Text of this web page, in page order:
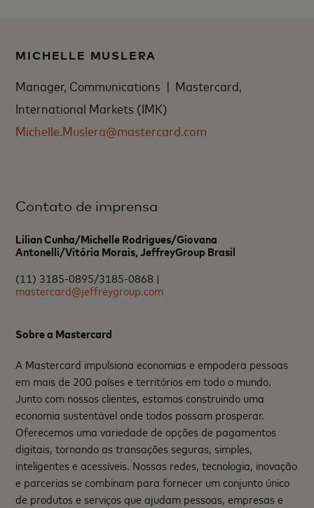
MICHELLE MUSLERA
Manager, Communications | Mastercard,
International Markets (IMK)
Michelle.Muslera@mastercard.com
Contato de imprensa
Lilian Cunha/Michelle Rodrigues/Giovana
Antonelli/Vitória Morais, JeffreyGroup Brasil
(11) 3185-0895/3185-0868 |
mastercard@jeffreygroup.com
Sobre a Mastercard
A Mastercard impulsiona economias e empodera pessoas
em mais de 200 países e territórios em todo o mundo.
Junto com nossos clientes, estamos construindo uma
economia sustentável onde todos possam prosperar.
Oferecemos uma variedade de opções de pagamentos
digitais, tornando as transações seguras, simples,
inteligentes e acessíveis. Nossas redes, tecnologia, inovação
e parcerias se combinam para fornecer um conjunto único
de produtos e serviços que ajudam pessoas, empresas e